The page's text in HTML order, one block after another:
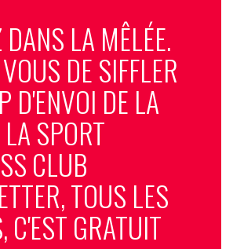
DANS LA MÊLÉE.
DE SIFFLER
D'ENVOI DE LA
SPORT
CLUB
TOUS LES
C'EST GRATUIT